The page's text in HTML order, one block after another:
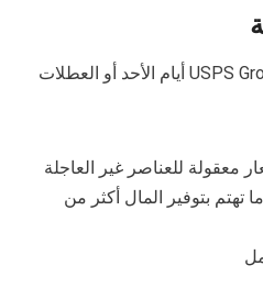
لا يتم تسليم USPS Ground Advantage أيام الأحد أو العطلات
معقولة للعناصر غير العاجلة
تهتم بتوفير المال أكثر من